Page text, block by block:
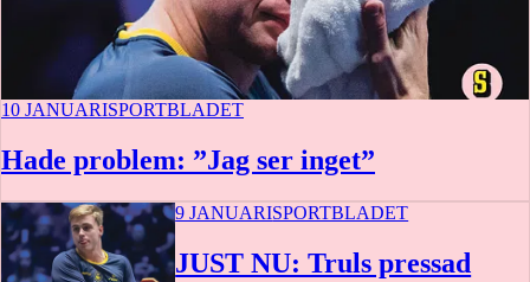
10 JANUARISPORTBLADET
Hade problem: ”Jag ser inget”
9 JANUARISPORTBLADET
JUST NU: Truls pressad